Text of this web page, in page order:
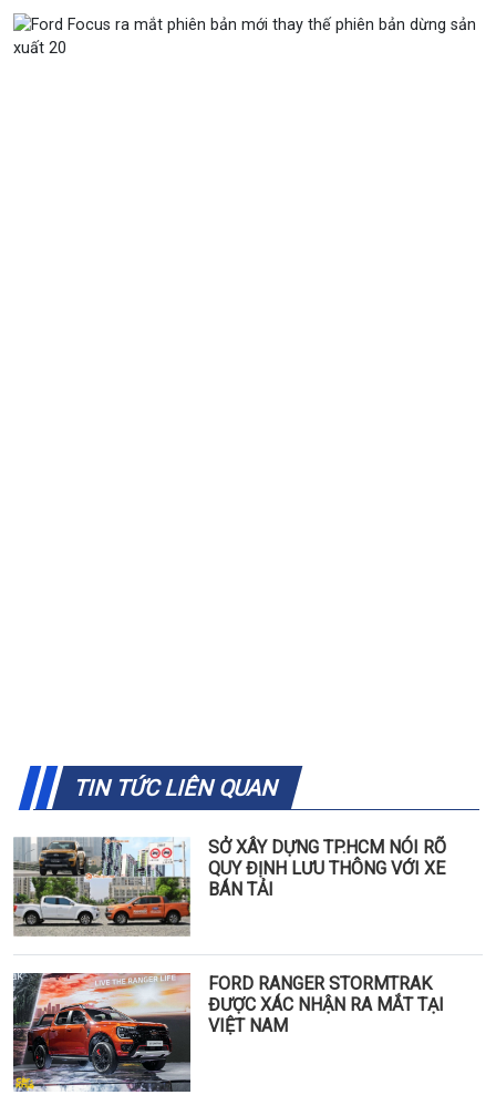
TIN TỨC LIÊN QUAN
SỞ XÂY DỰNG TP.HCM NÓI RÕ
QUY ĐỊNH LƯU THÔNG VỚI XE
BÁN TẢI
FORD RANGER STORMTRAK
ĐƯỢC XÁC NHẬN RA MẮT TẠI
VIỆT NAM